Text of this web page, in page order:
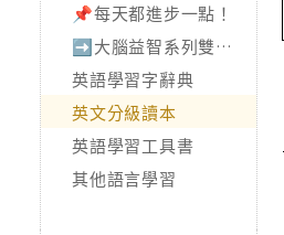
📌每天都進步一點！
➡️大腦益智系列雙書75折
英語學習字辭典
英文分級讀本
英語學習工具書
其他語言學習